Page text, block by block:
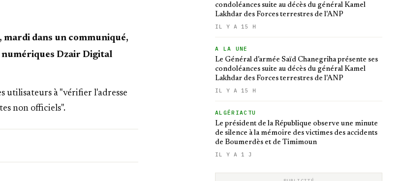
dans un communiqué,
Dzair Digital
utilisateurs à "vérifier l'adresse
non officiels".
condoléances suite au décès du général Kamel
Lakhdar des Forces terrestres de l'ANP
IL Y A 15 H
A LA UNE
Le Général d'armée Saïd Chanegriha présente ses
condoléances suite au décès du général Kamel
Lakhdar des Forces terrestres de l'ANP
IL Y A 15 H
ALGÉRIACTU
Le président de la République observe une minute
de silence à la mémoire des victimes des accidents
de Boumerdès et de Timimoun
IL Y A 1 J